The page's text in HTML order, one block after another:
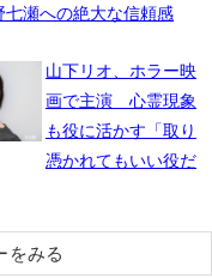
七瀬への絶大な信頼感
山下リオ、ホラー映
画で主演 心霊現象
も役に活かす「取り
憑かれてもいい役だ
をみる